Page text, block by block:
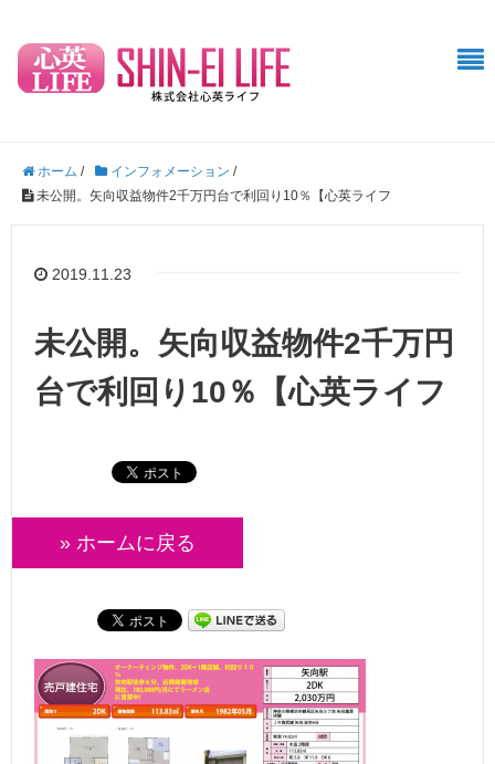
ホーム / インフォメーション /
未公開。矢向収益物件2千万円台で利回り10％【心英ライフ
2019.11.23
未公開。矢向収益物件2千万円
台で利回り10％【心英ライフ
» ホームに戻る